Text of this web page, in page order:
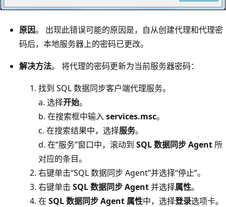
原因。 出现此错误可能的原因是，自从创建代理和代理密
码后，本地服务器上的密码已更改。
解决方法。 将代理的密码更新为当前服务器密码：
找到 SQL 数据同步客户端代理服务。
a. 选择开始。
b. 在搜索框中输入services.msc。
c. 在搜索结果中，选择服务。
d. 在“服务”窗口中，滚动到 SQL 数据同步 Agent 所
对应的条目。
右键单击“SQL 数据同步 Agent”并选择“停止”。
右键单击 SQL 数据同步 Agent并选择属性。
在 SQL 数据同步 Agent 属性中，选择登录选项卡。